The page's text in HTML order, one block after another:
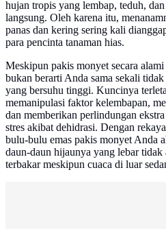
hujan tropis yang lembap, teduh,
langsung. Oleh karena itu,
panas dan kering sering kali
para pencinta tanaman hias.
Meskipun pakis monyet secara
bukan berarti Anda sama sekali
yang bersuhu tinggi. Kuncinya
memanipulasi faktor kelembapan,
dan memberikan perlindungan
stres akibat dehidrasi. Dengan
bulu-bulu emas pakis monyet Anda
daun-daun hijaunya yang lebar
terbakar meskipun cuaca di luar